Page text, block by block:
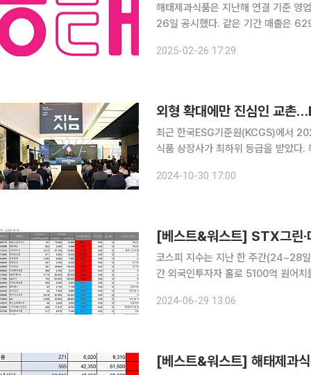
해태제과식품은 지난해 연결 기준
26일 공시했다. 같은 기간 매출은 6291억9633만 원으로 0.7% 늘어났다. 당기순이익은 313억
했다. 시가배당율은 4%이고 배당금
2025-02-26 17:29
외형 확대에만 진심인 교촌
최근 한국ESG기준원(KCGS)에서
식품 상장사가 최하위 등급을 받았다
에 따르면 2024년 ESG 평가 종합등
2024-10-30 17:00
코스피 지수는 지난 한 주간(24~28
간 외국인투자자 홀로 5100억 원어
면 한 주간 코스피 시장에서 가장 많이
2024-06-29 13:06
[베스트&워스트] 해태제